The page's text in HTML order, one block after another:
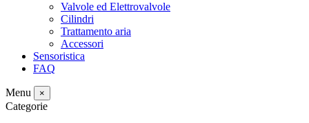
Valvole ed Elettrovalvole
Cilindri
Trattamento aria
Accessori
Sensoristica
FAQ
Menu ×
Categorie